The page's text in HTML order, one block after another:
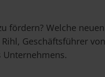
fördern? Welche
Geschäftsführer